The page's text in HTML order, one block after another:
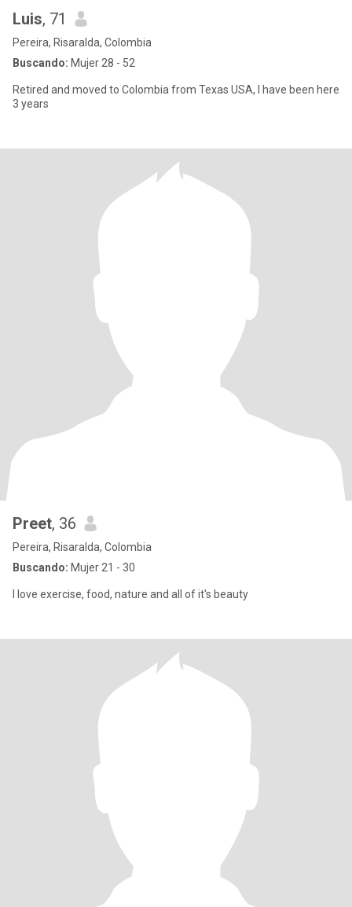
Luis, 71
Pereira, Risaralda, Colombia
Buscando: Mujer 28 - 52
Retired and moved to Colombia from Texas USA, I have been here
3 years
Preet, 36
Pereira, Risaralda, Colombia
Buscando: Mujer 21 - 30
I love exercise, food, nature and all of it's beauty